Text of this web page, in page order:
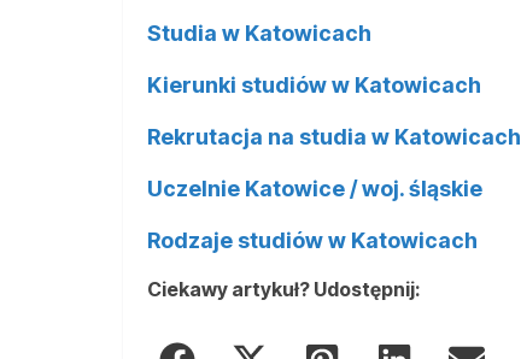
Studia w Katowicach
Kierunki studiów w Katowicach
Rekrutacja na studia w Katowicach
Uczelnie Katowice / woj. śląskie
Rodzaje studiów w Katowicach
Ciekawy artykuł? Udostępnij: